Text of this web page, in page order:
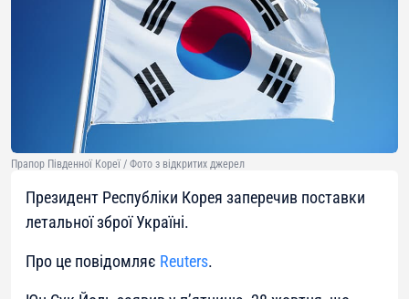
Прапор Південної Кореї / Фото з відкритих джерел
Президент Республіки Корея заперечив поставки
летальної зброї Україні.
Про це повідомляє Reuters.